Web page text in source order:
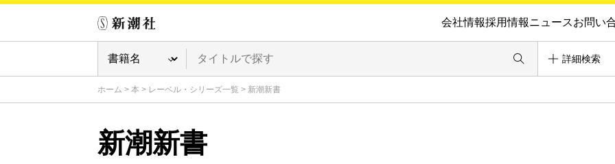
会社情報採用情報ニュースお問い
詳細検索
ホーム > 本 > レーベル・シリーズ一覧 > 新潮新書
新潮新書